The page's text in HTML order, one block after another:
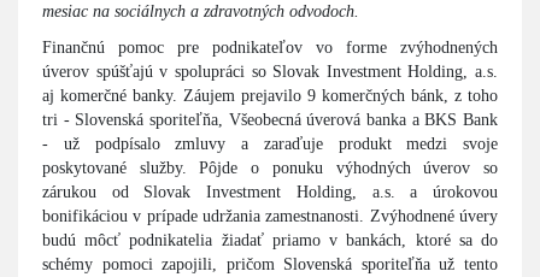
mesiac na sociálnych a zdravotných odvodoch.
Finančnú pomoc pre podnikateľov vo forme zvýhodnených
úverov spúšťajú v spolupráci so Slovak Investment Holding, a.s.
aj komerčné banky. Záujem prejavilo 9 komerčných bánk, z toho
tri - Slovenská sporiteľňa, Všeobecná úverová banka a BKS Bank
- už podpísalo zmluvy a zaraďuje produkt medzi svoje
poskytované služby. Pôjde o ponuku výhodných úverov so
zárukou od Slovak Investment Holding, a.s. a úrokovou
bonifikáciou v prípade udržania zamestnanosti. Zvýhodnené úvery
budú môcť podnikatelia žiadať priamo v bankách, ktoré sa do
schémy pomoci zapojili, pričom Slovenská sporiteľňa už tento